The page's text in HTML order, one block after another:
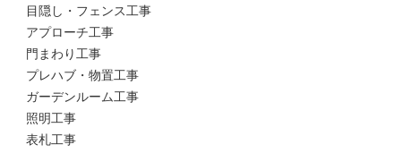
目隠し・フェンス工事
アプローチ工事
門まわり工事
プレハブ・物置工事
ガーデンルーム工事
照明工事
表札工事